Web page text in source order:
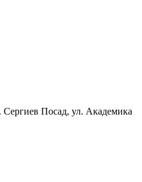
Сергиев Посад, ул. Академика